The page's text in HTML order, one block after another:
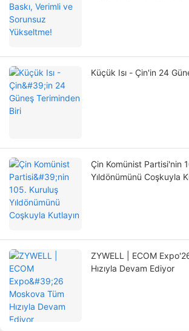
Küçük Isı - Çin'in 24
Çin Komünist Partisi'nin
Yıldönümünü Coşkuyla
ZYWELL | ECOM
Hızıyla Devam Ediyor